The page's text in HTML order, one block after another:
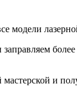
модели
и